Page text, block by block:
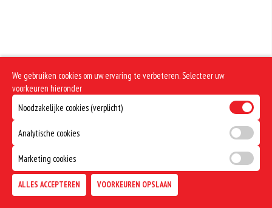
We gebruiken cookies om uw ervaring te verbeteren. Selecteer uw
voorkeuren hieronder
Noodzakelijke cookies (verplicht)
Analytische cookies
Marketing cookies
ALLES ACCEPTEREN VOORKEUREN OPSLAAN